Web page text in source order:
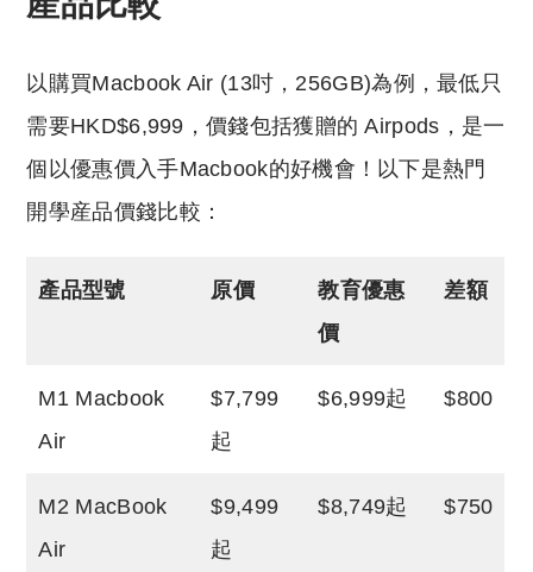
以購買Macbook Air (13吋，256GB)為例，最低只
需要HKD$6,999，價錢包括獲贈的 Airpods，是一
個以優惠價入手Macbook的好機會！以下是熱門
開學産品價錢比較：
產品型號 原價
教育優惠
價
差額
M1 Macbook
Air
$7,799
起
$6,999起 $800
M2 MacBook
Air
$9,499
起
$8,749起 $750